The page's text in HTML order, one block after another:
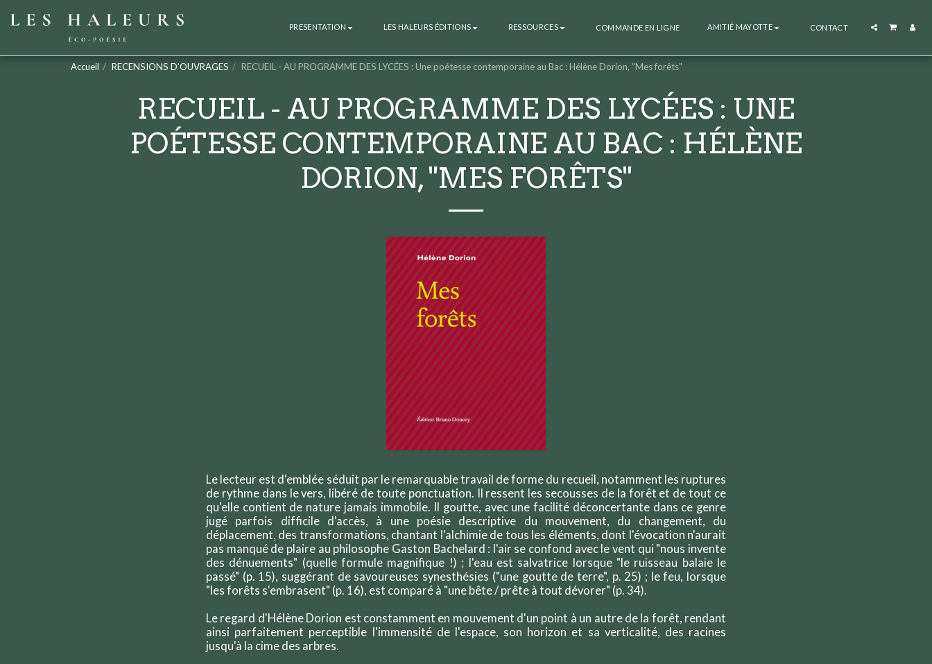
PRESENTATION LES HALEURS ÉDITIONS RESSOURCES COMMANDE EN LIGNE AMITIÉ MAYOTTE CONTACT
Accueil RECENSIONS D'OUVRAGES RECUEIL - AU PROGRAMME DES LYCÉES : Une poétesse contemporaine au Bac : Hélène Dorion, "Mes forêts"
RECUEIL - AU PROGRAMME DES LYCÉES : UNE
POÉTESSE CONTEMPORAINE AU BAC : HÉLÈNE
DORION, "MES FORÊTS"
Le lecteur est d'emblée séduit par le remarquable travail de forme du recueil, notamment les ruptures
de rythme dans le vers, libéré de toute ponctuation. Il ressent les secousses de la forêt et de tout ce
qu'elle contient de nature jamais immobile. Il goutte, avec une facilité déconcertante dans ce genre
jugé parfois difficile d'accès, à une poésie descriptive du mouvement, du changement, du
déplacement, des transformations, chantant l'alchimie de tous les éléments, dont l'évocation n'aurait
pas manqué de plaire au philosophe Gaston Bachelard : l'air se confond avec le vent qui "nous invente
des dénuements" (quelle formule magnifique !) ; l'eau est salvatrice lorsque "le ruisseau balaie le
passé" (p. 15), suggérant de savoureuses synesthésies ("une goutte de terre", p. 25) ; le feu, lorsque
"les forêts s'embrasent" (p. 16), est comparé à "une bête / prête à tout dévorer" (p. 34).
Le regard d'Hélène Dorion est constamment en mouvement d'un point à un autre de la forêt, rendant
ainsi parfaitement perceptible l'immensité de l'espace, son horizon et sa verticalité, des racines
jusqu'à la cime des arbres.